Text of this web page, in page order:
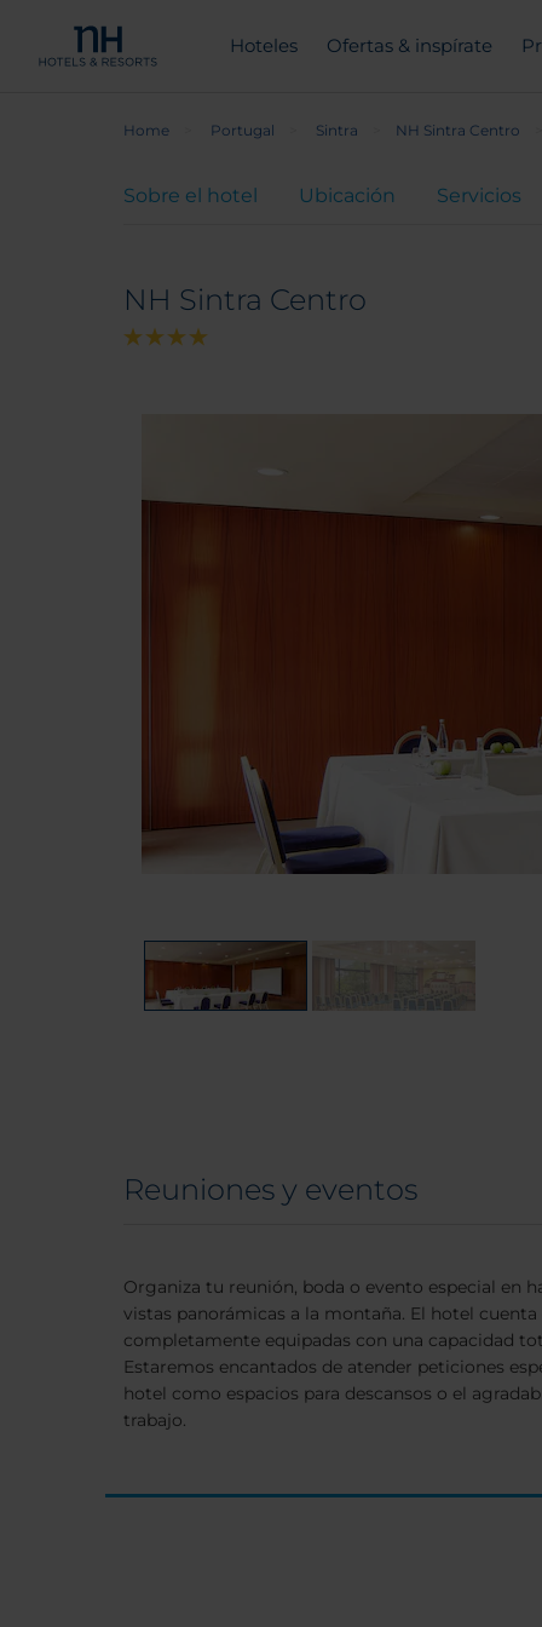
Hoteles Ofertas & inspírate
Home Portugal Sintra NH Sintra Centro
Sobre el hotel Ubicación Servicios
NH Sintra Centro
Reuniones y eventos
Organiza tu reunión, boda o evento especial en
vistas panorámicas a la montaña. El hotel
completamente equipadas con una capacidad
Estaremos encantados de atender peticiones
hotel como espacios para descansos o el
trabajo.